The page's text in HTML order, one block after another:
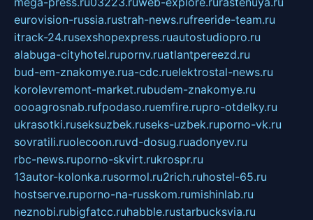
eurovision-russia.rustrah-news.rufreeride-team.ru
itrack-24.rusexshopexpress.ruautostudiopro.ru
alabuga-cityhotel.rupornv.ruatlantpereezd.ru
bud-em-znakomye.rua-cdc.ruelektrostal-news.ru
korolevremont-market.rubudem-znakomye.ru
oooagrosnab.rufpodaso.ruemfire.rupro-otdelky.ru
ukrasotki.ruseksuzbek.ruseks-uzbek.ruporno-vk.ru
sovratili.ruolecoon.ruvd-dosug.ruadonyev.ru
rbc-news.ruporno-skvirt.rukrospr.ru
13autor-kolonka.rusormol.ru2rich.ruhostel-65.ru
hostserve.ruporno-na-russkom.rumishinlab.ru
neznobi.rubigfatcc.ruhabble.rustarbucksvia.ru